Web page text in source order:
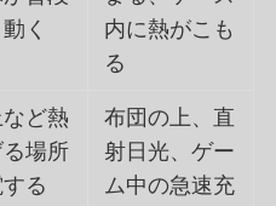
く
内に熱がこも
る
ど熱
場所
る
布団の上、直
射日光、ゲー
ム中の急速充